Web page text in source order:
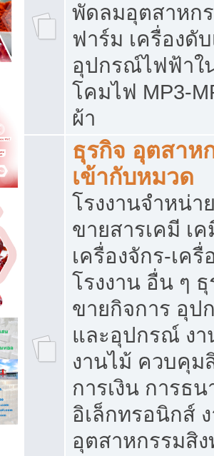
พัดลมอุตสาหก
ฟาร์ม เครื่องดั
อุปกรณ์ไฟฟ้าใ
โคมไฟ MP3-
ผ้า
ธุรกิจ อุตสาห
เข้ากับหมวด
โรงงานจำหน่
ขายสารเคมี เ
เครื่องจักร-เค
โรงงาน อื่น ๆ
ขายกิจการ อุป
และอุปกรณ์ ง
งานไม้ ควบคุม
การเงิน การธ
อิเล็กทรอนิกส์
อุตสาหกรรมสิ